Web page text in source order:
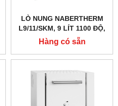
LÒ NUNG NABERTHERM
L9/11/SKM, 9 LÍT 1100 ĐỘ,
GIA NHIỆT 4 MẶT
Hàng có sẵn